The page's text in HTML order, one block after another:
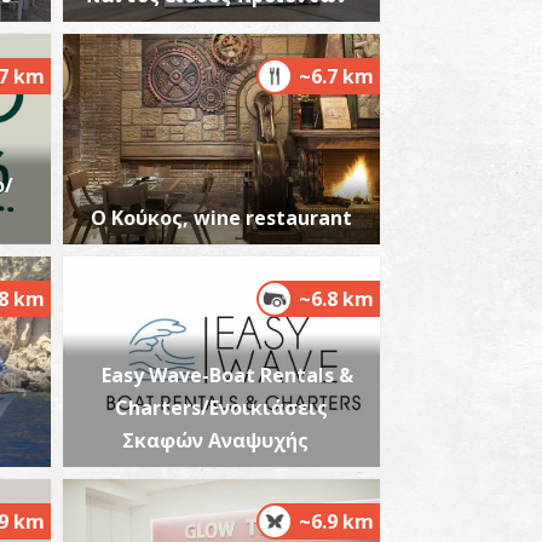
Πετροχωρίου
~8.4Km
~8.5Km
km ~6.7 km
Ο Κούκος, wine restaurant
km ~6.8 km
Easy Wave-Boat Rentals &
Charters/Ενοικιάσεις
Σκαφών Αναψυχής
km ~6.9 km